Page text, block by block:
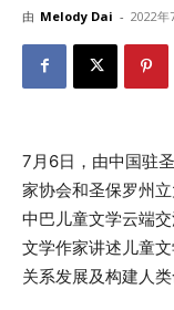
由 Melody Dai - 2022年
7月6日，由中国驻
家协会和圣保罗州
中巴儿童文学云端
文学作家讲述儿童
关系发展及构建人